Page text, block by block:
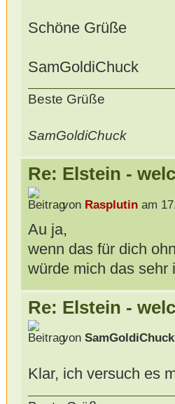
Schöne Grüße
SamGoldiChuck
Beste Grüße
SamGoldiChuck
Re: Elstein -
von Rasplutinam
Au ja,
wenn das für dich
würde mich das sehr
Re: Elstein -
von SamGoldiChuck
Klar, ich versuch es